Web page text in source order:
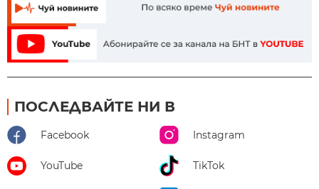
ПОСЛЕДВАЙТЕ НИ В
Facebook Instagram
YouTube TikTok